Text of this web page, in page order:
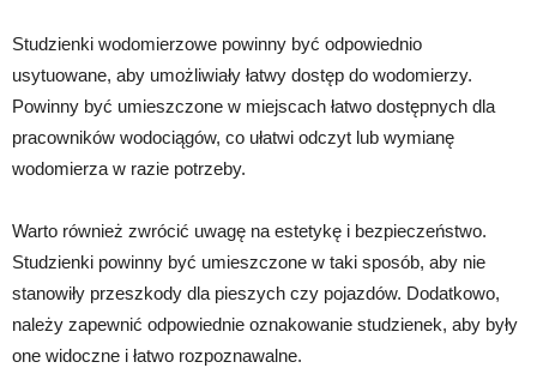
Studzienki wodomierzowe powinny być odpowiednio
usytuowane, aby umożliwiały łatwy dostęp do wodomierzy.
Powinny być umieszczone w miejscach łatwo dostępnych dla
pracowników wodociągów, co ułatwi odczyt lub wymianę
wodomierza w razie potrzeby.
Warto również zwrócić uwagę na estetykę i bezpieczeństwo.
Studzienki powinny być umieszczone w taki sposób, aby nie
stanowiły przeszkody dla pieszych czy pojazdów. Dodatkowo,
należy zapewnić odpowiednie oznakowanie studzienek, aby były
one widoczne i łatwo rozpoznawalne.